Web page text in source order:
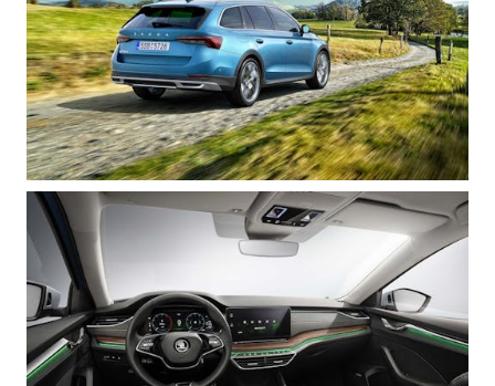
MEIDÄN ŠKODAMME
ŠKODA PALVELEE